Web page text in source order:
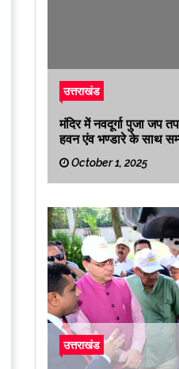
उत्तराखंड
मंदिर में नवदूर्गा पुजा जप
हवन एंव भण्डारे के साथ
October 1, 2025
उत्तराखंड